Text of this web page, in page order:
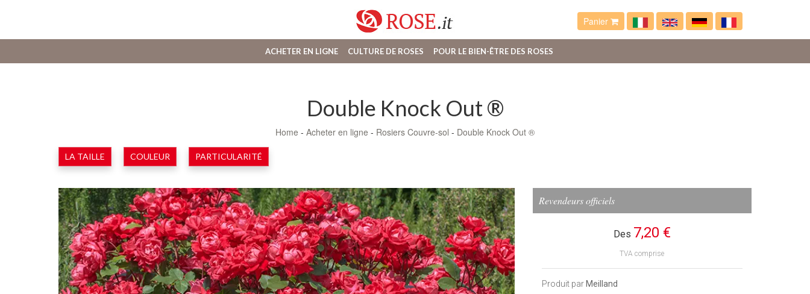
Panier
ACHETER EN LIGNE CULTURE DE ROSES POUR LE BIEN-ÊTRE DES ROSES
Double Knock Out ®
Home - Acheter en ligne - Rosiers Couvre-sol - Double Knock Out ®
LA TAILLE COULEUR PARTICULARITÉ
Revendeurs officiels
Des 7,20 €
TVA comprise
Produit par Meilland